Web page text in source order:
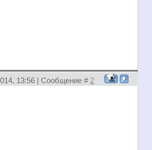
13:56 | Сообщение # 2